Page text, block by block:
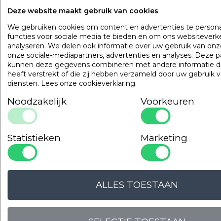
waardoor een modal matrasbeschermer een
alternatief is.
Populaireproducten
Gilder Synthetisch Superior
Art. VADBG42TH
Deze website maakt gebruik van cookies
We gebruiken cookies om content en advertenties te
functies voor sociale media te bieden en om ons
analyseren. We delen ook informatie over uw gebruik van
onze sociale-mediapartners, advertenties en analyses. Deze
kunnen deze gegevens combineren met andere informatie
heeft verstrekt of die zij hebben verzameld door uw gebruik
diensten. Lees onze cookieverklaring.
Noodzakelijk Voorkeuren
Statistieken Marketing
ALLES TOESTAAN